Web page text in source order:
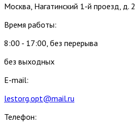
Москва, Нагатинский 1-й проезд, д. 2
Время работы:
8:00 - 17:00, без перерыва
без выходных
E-mail:
lestorg.opt@mail.ru
Телефон: